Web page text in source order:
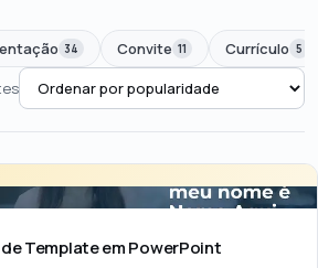
34 Convite 11 Currículo 5
R$50 – R$100 Acima de R$100
Template em PowerPoint